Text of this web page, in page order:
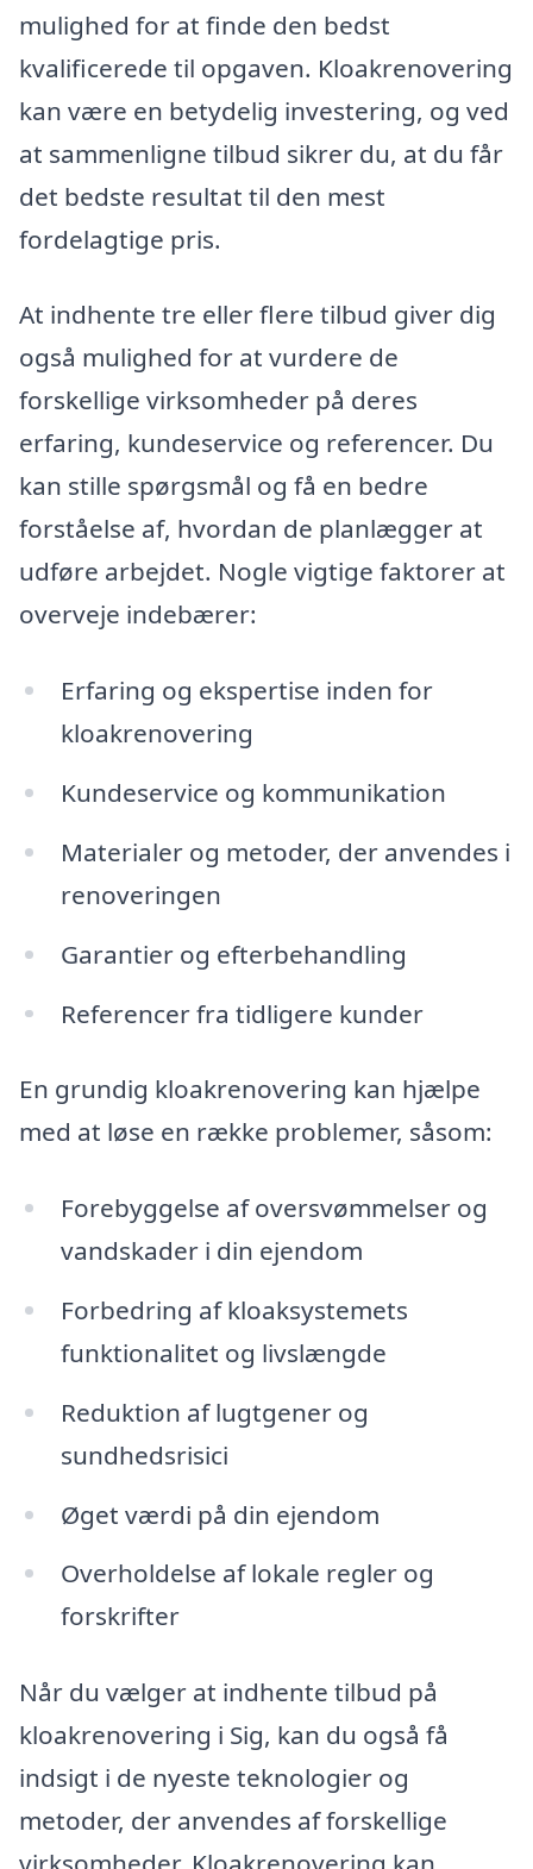
mulighed for at finde den bedst
kvalificerede til opgaven. Kloakrenovering
kan være en betydelig investering, og ved
at sammenligne tilbud sikrer du, at du får
det bedste resultat til den mest
fordelagtige pris.
At indhente tre eller flere tilbud giver dig
også mulighed for at vurdere de
forskellige virksomheder på deres
erfaring, kundeservice og referencer. Du
kan stille spørgsmål og få en bedre
forståelse af, hvordan de planlægger at
udføre arbejdet. Nogle vigtige faktorer at
overveje indebærer:
Erfaring og ekspertise inden for
kloakrenovering
Kundeservice og kommunikation
Materialer og metoder, der anvendes i
renoveringen
Garantier og efterbehandling
Referencer fra tidligere kunder
En grundig kloakrenovering kan hjælpe
med at løse en række problemer, såsom:
Forebyggelse af oversvømmelser og
vandskader i din ejendom
Forbedring af kloaksystemets
funktionalitet og livslængde
Reduktion af lugtgener og
sundhedsrisici
Øget værdi på din ejendom
Overholdelse af lokale regler og
forskrifter
Når du vælger at indhente tilbud på
kloakrenovering i Sig, kan du også få
indsigt i de nyeste teknologier og
metoder, der anvendes af forskellige